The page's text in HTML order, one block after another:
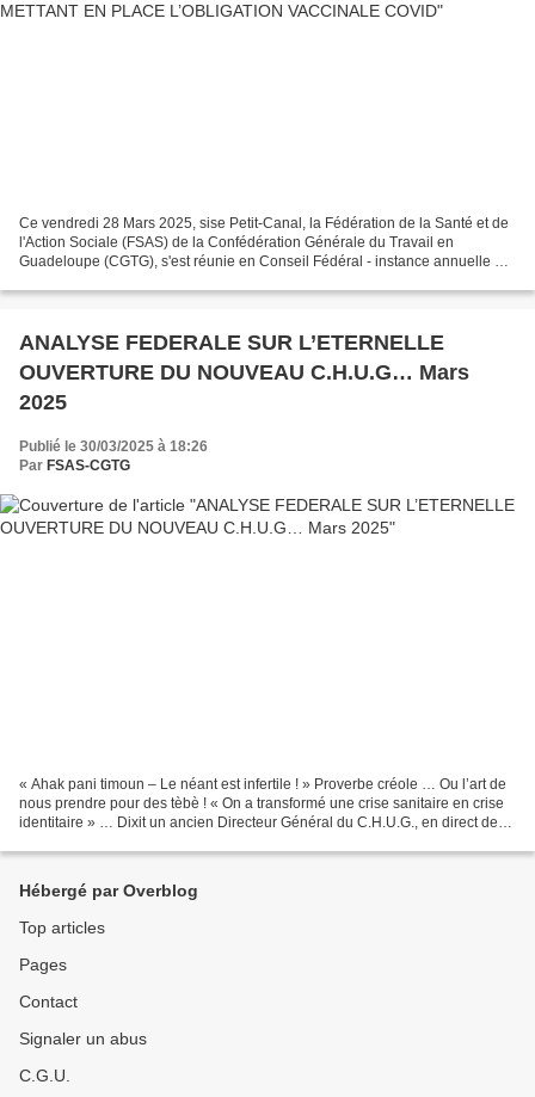
Ce vendredi 28 Mars 2025, sise Petit-Canal, la Fédération de la Santé et de
l'Action Sociale (FSAS) de la Confédération Générale du Travail en
Guadeloupe (CGTG), s'est réunie en Conseil Fédéral - instance annuelle et
ANALYSE FEDERALE SUR L’ETERNELLE
OUVERTURE DU NOUVEAU C.H.U.G… Mars
2025
Publié le 30/03/2025 à 18:26
Par FSAS-CGTG
« Ahak pani timoun – Le néant est infertile ! » Proverbe créole … Ou l’art de
nous prendre pour des tèbè ! « On a transformé une crise sanitaire en crise
identitaire » … Dixit un ancien Directeur Général du C.H.U.G., en direct de
Hébergé par Overblog
Top articles
Pages
Contact
Signaler un abus
C.G.U.